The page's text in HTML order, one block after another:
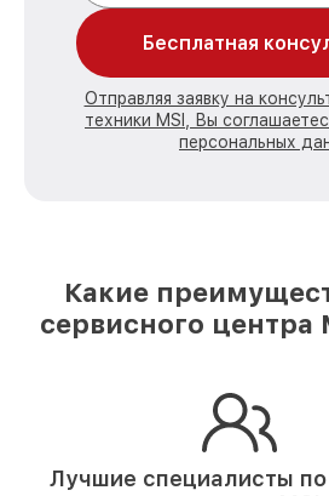
Бесплатная
Отправляя заявку на
техники MSI, Вы
персональных
Какие
сервисного центра
Лучшие специалисты